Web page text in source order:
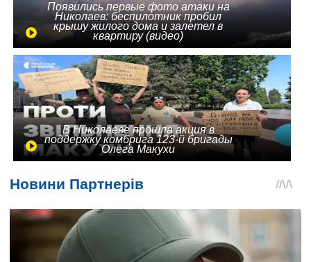
Появились первые фото атаки на
Николаев: беспилотник пробил
крышу жилого дома и залетел в
квартиру (видео)
В Николаеве прошла акция в
поддержку комбрига 123-й бригады
Олега Макухи